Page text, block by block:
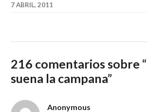
7 ABRIL, 2011
216 comentarios sobre “
suena la campana”
Anonymous